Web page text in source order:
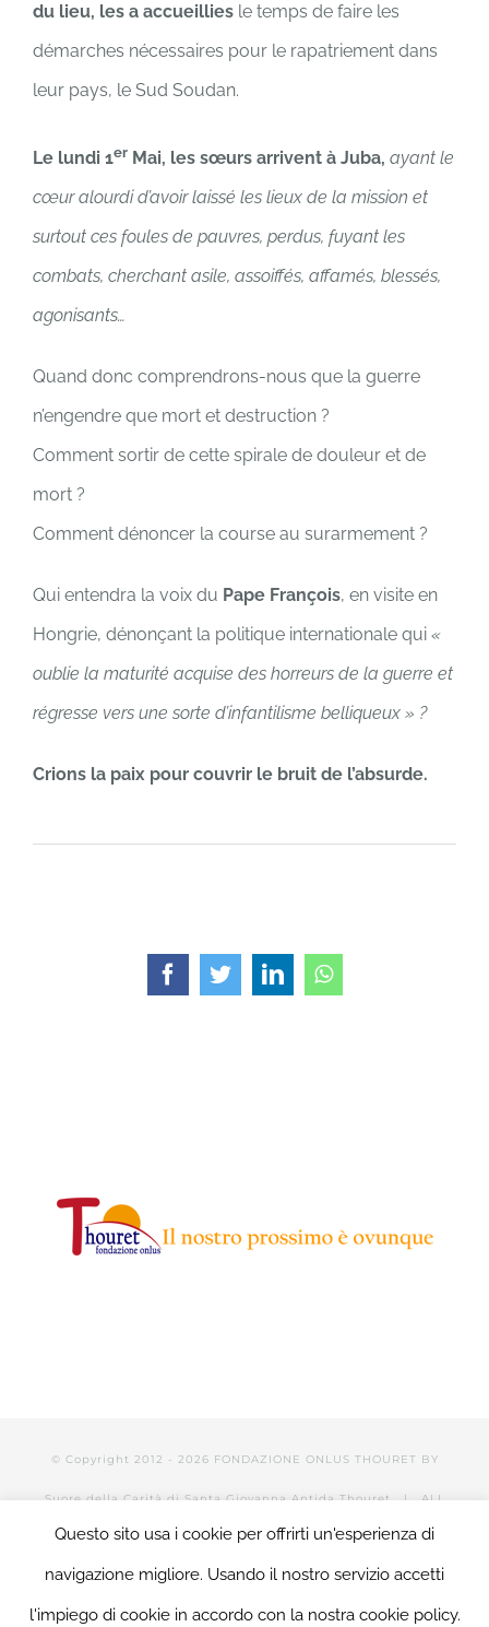
du lieu, les a accueilliesle temps de faire les
démarches nécessaires pour le rapatriement dans
leur pays, le Sud Soudan.
Le lundi 1erMai, les sœurs arrivent à Juba, ayant le
cœur alourdi d’avoir laissé les lieux de la mission et
surtout ces foules de pauvres, perdus, fuyant les
combats, cherchant asile, assoiffés, affamés, blessés,
agonisants…
Quand donc comprendrons-nous que la guerre
n’engendre que mort et destruction ?
Comment sortir de cette spirale de douleur et de
mort ?
Comment dénoncer la course au surarmement ?
Qui entendra la voix du Pape François, en visite en
Hongrie, dénonçant la politique internationale qui «
oublie la maturité acquise des horreurs de la guerre et
régresse vers une sorte d’infantilisme belliqueux » ?
Crions la paix pour couvrir le bruit de l’absurde.
FacebookTwitterLinkedInWhatsApp
© Copyright 2012 - 2026 FONDAZIONE ONLUS THOURET BY
Suore della Carità di Santa Giovanna Antida Thouret | ALL
RIGHTS RESERVED | POWERED BY Valerio Mattia |LOGIN
Questo sito usa i cookie per offrirti un'esperienza di
navigazione migliore. Usando il nostro servizio accetti
l'impiego di cookie in accordo con la nostra cookie policy.